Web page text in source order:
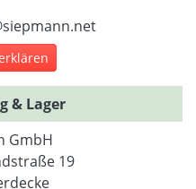
& Lager
GmbH
19